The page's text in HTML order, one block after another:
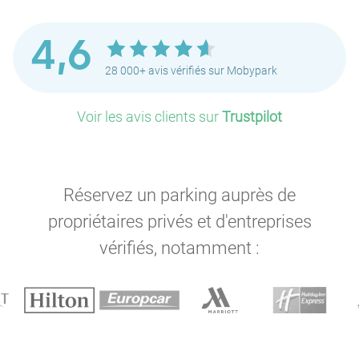
4,6 28 000+ avis vérifiés sur Mobypark
Voir les avis clients surTrustpilot
Réservez un parking auprès de
propriétaires privés et d'entreprises
vérifiés, notamment :